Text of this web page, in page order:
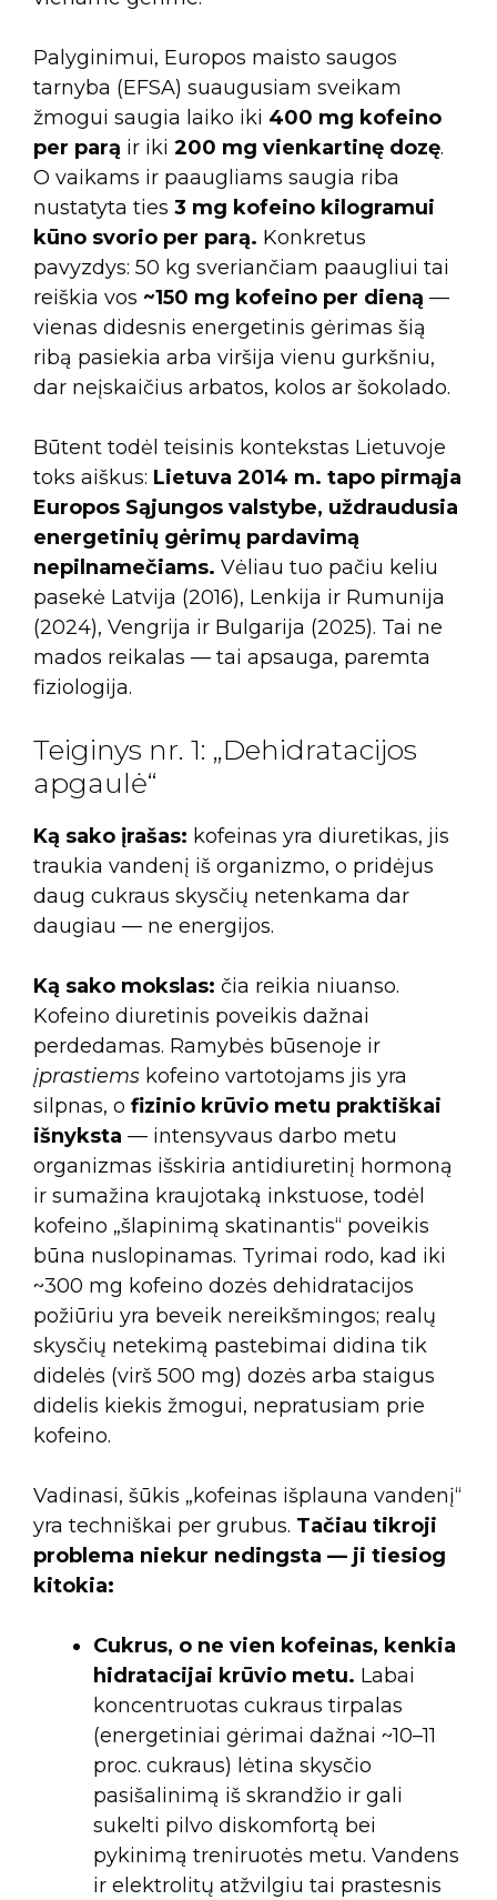
Palyginimui, Europos maisto saugos
tarnyba (EFSA) suaugusiam sveikam
žmogui saugia laiko iki 400 mg kofeino
per parą ir iki 200 mg vienkartinę dozę.
O vaikams ir paaugliams saugia riba
nustatyta ties 3 mg kofeino kilogramui
kūno svorio per parą. Konkretus
pavyzdys: 50 kg sveriančiam paaugliui tai
reiškia vos ~150 mg kofeino per dieną —
vienas didesnis energetinis gėrimas šią
ribą pasiekia arba viršija vienu gurkšniu,
dar neįskaičius arbatos, kolos ar šokolado.
Būtent todėl teisinis kontekstas Lietuvoje
toks aiškus: Lietuva 2014 m. tapo pirmąja
Europos Sąjungos valstybe, uždraudusia
energetinių gėrimų pardavimą
nepilnamečiams. Vėliau tuo pačiu keliu
pasekė Latvija (2016), Lenkija ir Rumunija
(2024), Vengrija ir Bulgarija (2025). Tai ne
mados reikalas — tai apsauga, paremta
fiziologija.
Teiginys nr. 1: „Dehidratacijos
apgaulė“
Ką sako įrašas: kofeinas yra diuretikas, jis
traukia vandenį iš organizmo, o pridėjus
daug cukraus skysčių netenkama dar
daugiau — ne energijos.
Ką sako mokslas: čia reikia niuanso.
Kofeino diuretinis poveikis dažnai
perdedamas. Ramybės būsenoje ir
įprastiems kofeino vartotojams jis yra
silpnas, o fizinio krūvio metu praktiškai
išnyksta — intensyvaus darbo metu
organizmas išskiria antidiuretinį hormoną
ir sumažina kraujotaką inkstuose, todėl
kofeino „šlapinimą skatinantis“ poveikis
būna nuslopinamas. Tyrimai rodo, kad iki
~300 mg kofeino dozės dehidratacijos
požiūriu yra beveik nereikšmingos; realų
skysčių netekimą pastebimai didina tik
didelės (virš 500 mg) dozės arba staigus
didelis kiekis žmogui, nepratusiam prie
kofeino.
Vadinasi, šūkis „kofeinas išplauna vandenį“
yra techniškai per grubus. Tačiau tikroji
problema niekur nedingsta — ji tiesiog
kitokia:
Cukrus, o ne vien kofeinas, kenkia
hidratacijai krūvio metu. Labai
koncentruotas cukraus tirpalas
(energetiniai gėrimai dažnai ~10–11
proc. cukraus) lėtina skysčio
pasišalinimą iš skrandžio ir gali
sukelti pilvo diskomfortą bei
pykinimą treniruotės metu. Vandens
ir elektrolitų atžvilgiu tai prastesnis